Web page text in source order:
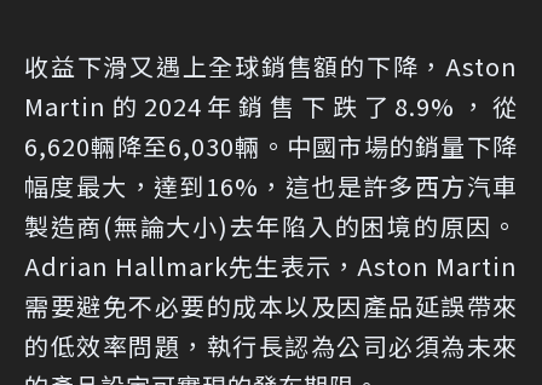
收益下滑又遇上全球銷售額的下降，Aston
Martin的2024年銷售下跌了8.9%，從
6,620輛降至6,030輛。中國市場的銷量下降
幅度最大，達到16%，這也是許多西方汽車
製造商(無論大小)去年陷入的困境的原因。
Adrian Hallmark先生表示，Aston Martin
需要避免不必要的成本以及因產品延誤帶來
的低效率問題，執行長認為公司必須為未來